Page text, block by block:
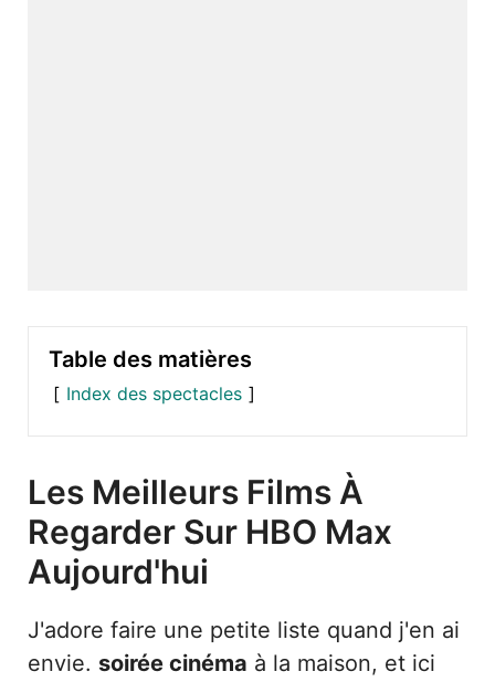
Table des matières
Index des spectacles
Les Meilleurs Films À
Regarder Sur HBO Max
Aujourd'hui
J'adore faire une petite liste quand j'en ai
envie. soirée cinéma à la maison, et ici